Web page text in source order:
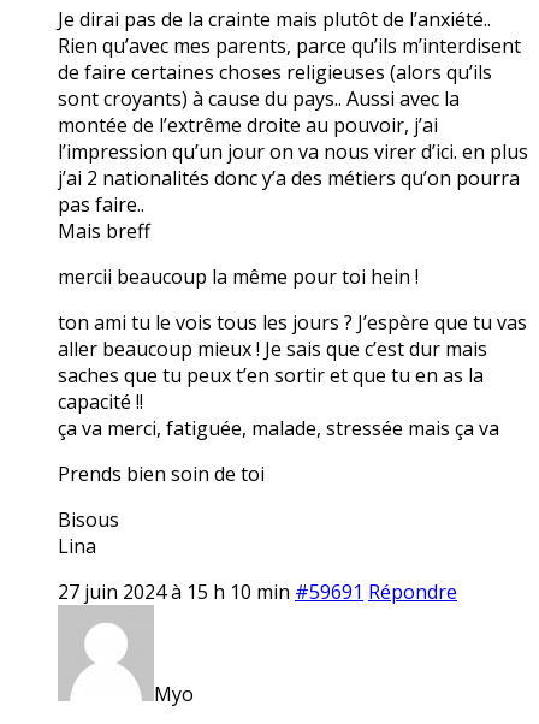
Je dirai pas de la crainte mais plutôt de l’anxiété..
Rien qu’avec mes parents, parce qu’ils m’interdisent
de faire certaines choses religieuses (alors qu’ils
sont croyants) à cause du pays.. Aussi avec la
montée de l’extrême droite au pouvoir, j’ai
l’impression qu’un jour on va nous virer d’ici. en plus
j’ai 2 nationalités donc y’a des métiers qu’on pourra
pas faire..
Mais breff
mercii beaucoup la même pour toi hein !
ton ami tu le vois tous les jours ? J’espère que tu vas
aller beaucoup mieux ! Je sais que c’est dur mais
saches que tu peux t’en sortir et que tu en as la
capacité !!
ça va merci, fatiguée, malade, stressée mais ça va
Prends bien soin de toi
Bisous
Lina
27 juin 2024 à 15 h 10 min #59691 Répondre
Myo